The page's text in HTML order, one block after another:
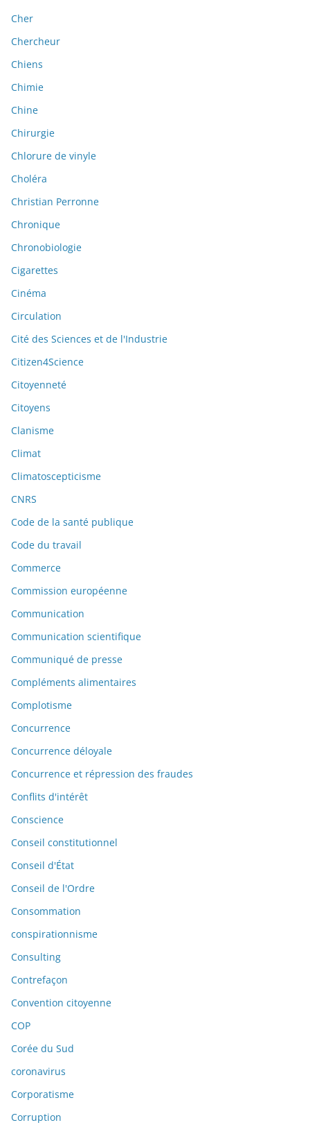
Cher
Chercheur
Chiens
Chimie
Chine
Chirurgie
Chlorure de vinyle
Choléra
Christian Perronne
Chronique
Chronobiologie
Cigarettes
Cinéma
Circulation
Cité des Sciences et de l'Industrie
Citizen4Science
Citoyenneté
Citoyens
Clanisme
Climat
Climatoscepticisme
CNRS
Code de la santé publique
Code du travail
Commerce
Commission européenne
Communication
Communication scientifique
Communiqué de presse
Compléments alimentaires
Complotisme
Concurrence
Concurrence déloyale
Concurrence et répression des fraudes
Conflits d'intérêt
Conscience
Conseil constitutionnel
Conseil d'État
Conseil de l'Ordre
Consommation
conspirationnisme
Consulting
Contrefaçon
Convention citoyenne
COP
Corée du Sud
coronavirus
Corporatisme
Corruption